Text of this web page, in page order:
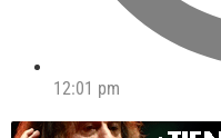
12:01 pm